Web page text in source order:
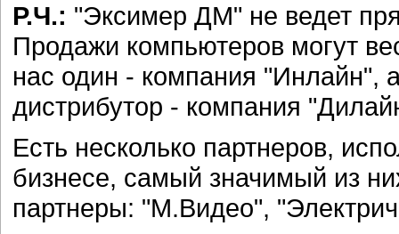
Р.Ч.: "Эксимер ДМ" не ведет
Продажи компьютеров могут
нас один - компания "Инлайн",
дистрибутор - компания
Есть несколько партнеров,
бизнесе, самый значимый из
партнеры: "М.Видео",